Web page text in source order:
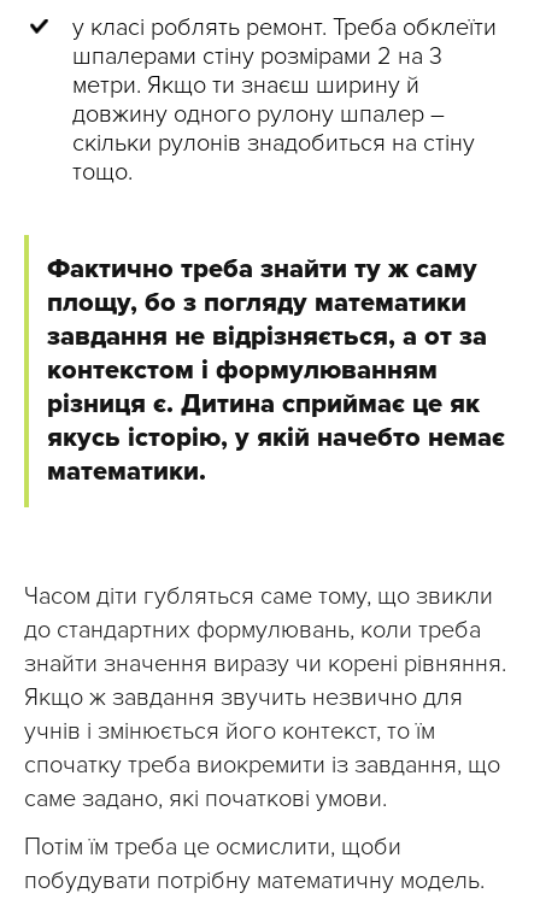
у класі роблять ремонт. Треба обклеїти
шпалерами стіну розмірами 2 на 3
метри. Якщо ти знаєш ширину й
довжину одного рулону шпалер –
скільки рулонів знадобиться на стіну
тощо.
Фактично треба знайти ту ж саму
площу, бо з погляду математики
завдання не відрізняється, а от за
контекстом і формулюванням
різниця є. Дитина сприймає це як
якусь історію, у якій начебто немає
математики.
Часом діти губляться саме тому, що звикли
до стандартних формулювань, коли треба
знайти значення виразу чи корені рівняння.
Якщо ж завдання звучить незвично для
учнів і змінюється його контекст, то їм
спочатку треба виокремити із завдання, що
саме задано, які початкові умови.
Потім їм треба це осмислити, щоби
побудувати потрібну математичну модель.